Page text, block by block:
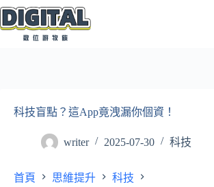
跳
至
科技盲點？這App竟洩漏你個資！
writer 2025-07-30 科技
首頁 思維提升
科技